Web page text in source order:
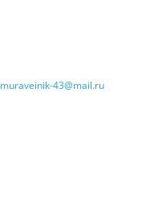
muraveinik-43@mail.ru